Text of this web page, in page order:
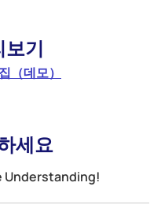
보기
（데모）
세요
Understanding!